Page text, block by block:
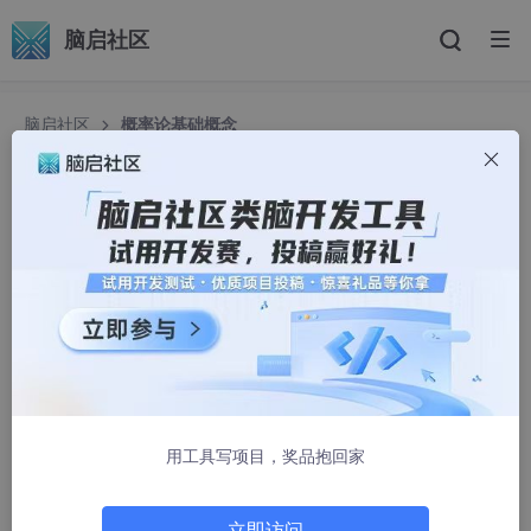
脑启社区
脑启社区 概率论基础概念
Shockang
1894人浏览 · 2025-03-03 22:43:32
前言
本文隶属于专栏《机器学习数学通关指南》，该专栏为笔者原创，
引用请注明来源，不足和错误之处请在评论区帮忙指出，谢谢！
用工具写项目，奖品抱回家